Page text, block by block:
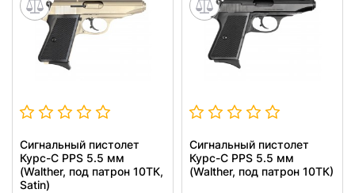
Сигнальный пистолет
Курс-С PPS 5.5 мм
(Walther, под патрон 10ТК,
Satin)
Сигнальный пистолет
Курс-С PPS 5.5 мм
(Walther, под патрон 10ТК)